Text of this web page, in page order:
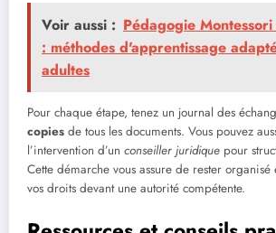
Voir aussi : Pédagogie
: méthodes d'apprentissage
adultes
Pour chaque étape, tenez un journal des
copies de tous les documents. Vous pouvez
l’intervention d’un conseiller juridique pour
Cette démarche vous assure de rester
vos droits devant une autorité compétente.